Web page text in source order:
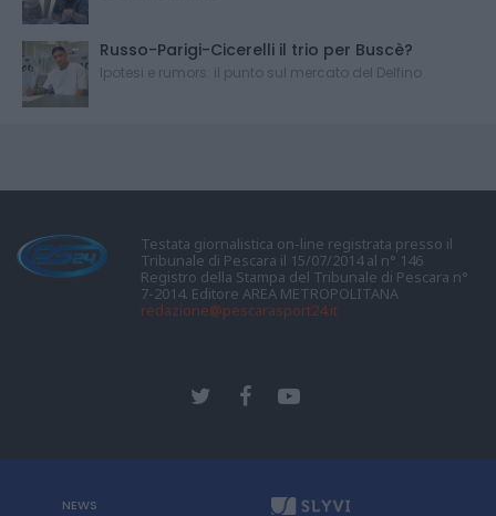
Russo-Parigi-Cicerelli il trio per Buscè?
Ipotesi e rumors: il punto sul mercato del Delfino
Testata giornalistica on-line registrata presso il
Tribunale di Pescara il 15/07/2014 al n° 146
Registro della Stampa del Tribunale di Pescara n°
7-2014. Editore AREA METROPOLITANA
redazione@pescarasport24.it
NEWS